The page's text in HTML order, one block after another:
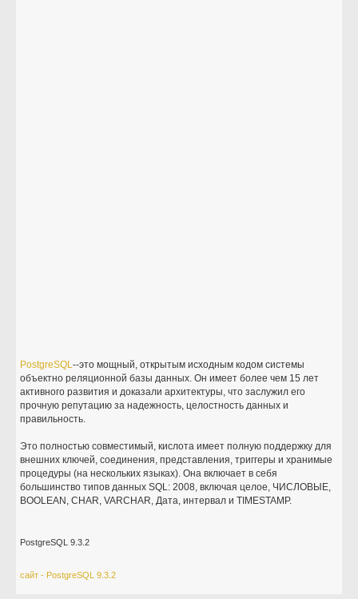
PostgreSQL--это мощный, открытым исходным кодом системы
объектно реляционной базы данных. Он имеет более чем 15 лет
активного развития и доказали архитектуры, что заслужил его
прочную репутацию за надежность, целостность данных и
правильность.
Это полностью совместимый, кислота имеет полную поддержку для
внешних ключей, соединения, представления, триггеры и хранимые
процедуры (на нескольких языках). Она включает в себя
большинство типов данных SQL: 2008, включая целое, ЧИСЛОВЫЕ,
BOOLEAN, CHAR, VARCHAR, Дата, интервал и TIMESTAMP.
PostgreSQL 9.3.2
сайт - PostgreSQL 9.3.2